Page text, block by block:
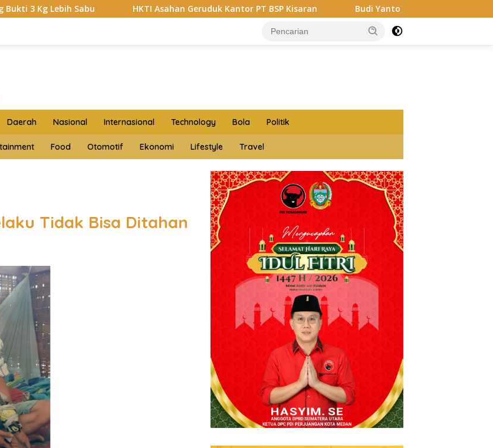
HKTI Asahan Geruduk Kantor PT BSP Kisaran Budi Yanto SH Dilantik Jadi Ketua Forum
Daerah Nasional Internasional Technology Bola Politik
Food Otomotif Ekonomi Lifestyle Travel
Tidak Bisa Ditahan